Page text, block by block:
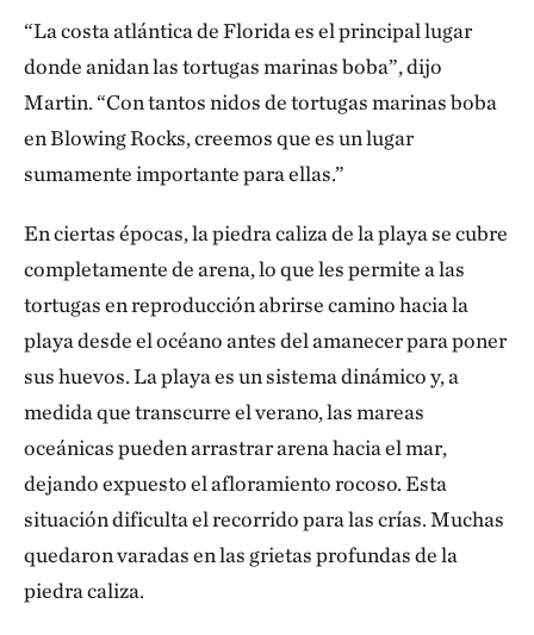
“La costa atlántica de Florida es el principal lugar
donde anidan las tortugas marinas boba”, dijo
Martin. “Con tantos nidos de tortugas marinas boba
en Blowing Rocks, creemos que es un lugar
sumamente importante para ellas.”
En ciertas épocas, la piedra caliza de la playa se cubre
completamente de arena, lo que les permite a las
tortugas en reproducción abrirse camino hacia la
playa desde el océano antes del amanecer para poner
sus huevos. La playa es un sistema dinámico y, a
medida que transcurre el verano, las mareas
oceánicas pueden arrastrar arena hacia el mar,
dejando expuesto el afloramiento rocoso. Esta
situación dificulta el recorrido para las crías. Muchas
quedaron varadas en las grietas profundas de la
piedra caliza.